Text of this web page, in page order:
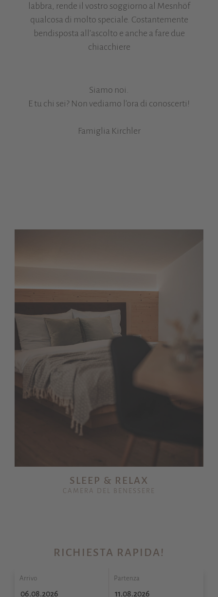
labbra, rende il vostro soggiorno al Mesnhöf
qualcosa di molto speciale. Costantemente
bendisposta all’ascolto e anche a fare due
chiacchiere
Siamo noi.
E tu chi sei? Non vediamo l’ora di conoscerti!
Famiglia Kirchler
SLEEP & RELAX
CAMERA DEL BENESSERE
RICHIESTA RAPIDA!
Arrivo Partenza